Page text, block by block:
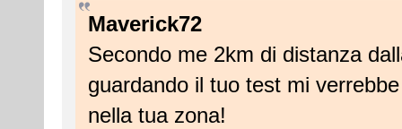
Maverick72
Secondo me 2km di distanza
guardando il tuo test mi
nella tua zona!